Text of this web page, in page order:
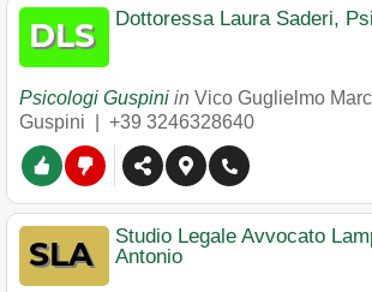
Dottoressa Laura Saderi,
Psicologi Guspini in Vico Guglielmo
Guspini
+39 3246328640
Studio Legale Avvocato
Antonio